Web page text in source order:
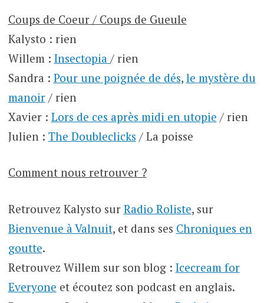
Coups de Coeur / Coups de Gueule
Kalysto : rien
Willem : Insectopia / rien
Sandra : Pour une poignée de dés, le mystère du
manoir/ rien
Xavier : Lors de ces après midi en utopie / rien
Julien : The Doubleclicks / La poisse
Comment nous retrouver ?
Retrouvez Kalysto sur Radio Roliste, sur
Bienvenue à Valnuit, et dans ses Chroniques en
goutte.
Retrouvez Willem sur son blog : Icecream for
Everyone et écoutez son podcast en anglais.